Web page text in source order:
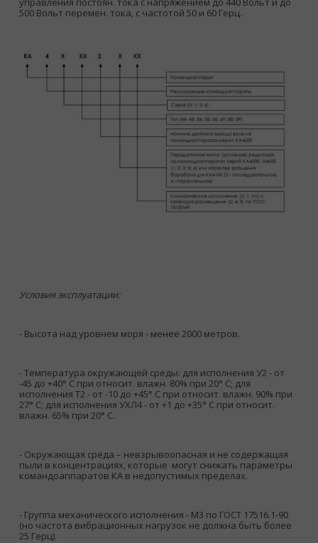
500 Вольт перемен. тока, c частотой 50 и 60 Герц.
Условия эксплуатации:
- Высота над уровнем моря - менее 2000 метров.
- Температура окружающей среды: для исполнения У2 - от
-45 до +40° С при относит. влажн. 80% при 20° С; для
исполнения Т2 - от -10 до +45° С при относит. влажн. 90% при
27° С; для исполнения УХЛ4 - от +1 до +35° С при относит.
влажн. 65% при 20° С.
- Окружающая среда – невзрывоопасная и не содержащая
пыли в концентрациях, которые могут снижать параметры
командоаппаратов КА в недопустимых пределах.
- Группа механического исполнения - М3 по ГОСТ 17516.1-90
(но частота вибрационных нагрузок не должна быть более
25 Герц).